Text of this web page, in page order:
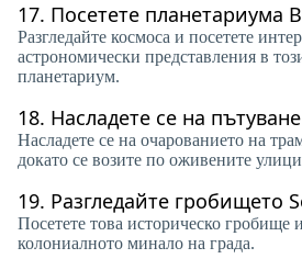
17. Посетете планетариума
Разгледайте космоса и посетете
астрономически представления в
планетариум.
18. Насладете се на
Насладете се на очарованието на
докато се возите по оживените
19. Разгледайте гробището
Посетете това историческо гробище
колониалното минало на града.